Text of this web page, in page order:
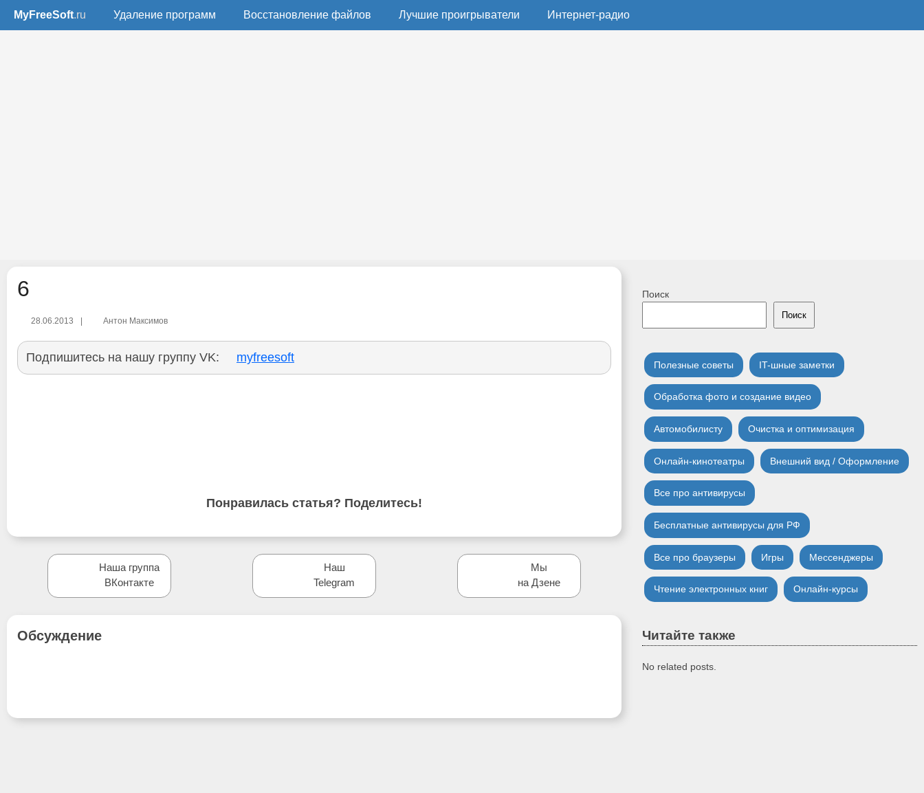
MyFreeSoft.ru Удаление программ Восстановление файлов Лучшие проигрыватели Интернет-радио
6
28.06.2013 | Антон Максимов
Подпишитесь на нашу группу VK: myfreesoft
Понравилась статья? Поделитесь!
Наша группа
ВКонтакте
Наш
Telegram
Мы
на Дзене
Обсуждение
Поиск
Поиск
Полезные советы IT-шные заметки
Обработка фото и создание видео
Автомобилисту Очистка и оптимизация
Онлайн-кинотеатры Внешний вид / Оформление
Все про антивирусы
Бесплатные антивирусы для РФ
Все про браузеры Игры Мессенджеры
Чтение электронных книг Онлайн-курсы
Читайте также
No related posts.